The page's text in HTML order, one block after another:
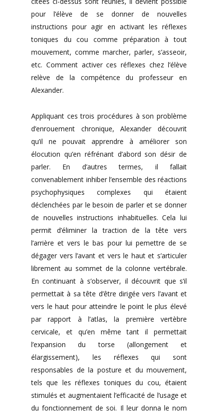
pour l’élève de se donner de nouvelles
instructions pour agir en activant les réflexes
toniques du cou comme préparation à tout
mouvement, comme marcher, parler, s’asseoir,
etc. Comment activer ces réflexes chez l’élève
relève de la compétence du professeur en
Alexander.
Appliquant ces trois procédures à son problème
d’enrouement chronique, Alexander découvrit
qu’il ne pouvait apprendre à améliorer son
élocution qu’en réfrénant d’abord son désir de
parler. En d’autres termes, il fallait
convenablement inhiber l’ensemble des réactions
psychophysiques complexes qui étaient
déclenchées par le besoin de parler et se donner
de nouvelles instructions inhabituelles. Cela lui
permit d’éliminer la traction de la tête vers
l’arrière et vers le bas pour lui pemettre de se
dégager vers l’avant et vers le haut et s’articuler
librement au sommet de la colonne vertébrale.
En continuant à s’observer, il découvrit que s’il
permettait à sa tête d’être dirigée vers l’avant et
vers le haut pour atteindre le point le plus élevé
par rapport à l’atlas, la première vertèbre
cervicale, et qu’en même tant il permettait
l’expansion du torse (allongement et
élargissement), les réflexes qui sont
responsables de la posture et du mouvement,
tels que les réflexes toniques du cou, étaient
stimulés et augmentaient l’efficacité de l’usage et
du fonctionnement de soi. Il leur donna le nom